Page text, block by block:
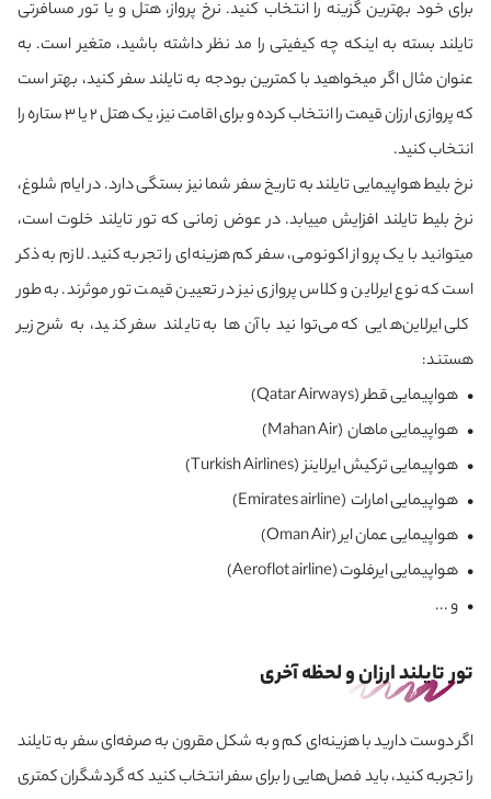
برای خود بهترین گزینه را انتخاب کنید. نرخ پرواز، هتل و یا تور مسافرتی
تایلند بسته به اینکه چه کیفیتی را مد نظر داشته باشید، متغیر است. به
عنوان مثال اگر می‎خواهید با کمترین بودجه به تایلند سفر کنید، بهتر است
که پروازی ارزان قیمت را انتخاب کرده و برای اقامت نیز، یک هتل 2 یا 3 ستاره را
انتخاب کنید.
نرخ بلیط هواپیمایی تایلند به تاریخ سفر شما نیز بستگی دارد. در ایام شلوغ،
نرخ بلیط تایلند افزایش می‎یابد. در عوض زمانی که تور تایلند خلوت است،
می‎توانید با یک پرواز اکونومی، سفر کم هزینه‌ای را تجربه کنید. لازم به ذکر
است که نوع ایرلاین و کلاس پروازی نیز در تعیین قیمت تور موثرند. به طور
کلی ایرلاین‌هایی که می‌توانید با آن‌ها به تایلند سفر کنید، به شرح زیر
هستند:
• هواپیمایی قطر (Qatar Airways)
• هواپیمایی ماهان (Mahan Air)
• هواپیمایی ترکیش ایرلاینز (Turkish Airlines)
• هواپیمایی امارات (Emirates airline)
• هواپیمایی عمان ایر (Oman Air)
• هواپیمایی ایرفلوت (Aeroflot airline)
• و ...
تور تایلند ارزان و لحظه آخری
اگر دوست دارید با هزینه‌ای کم و به شکل مقرون به صرفه‌ای سفر به تایلند
را تجربه کنید، باید فصل‌هایی را برای سفر انتخاب کنید که گردشگران کمتری